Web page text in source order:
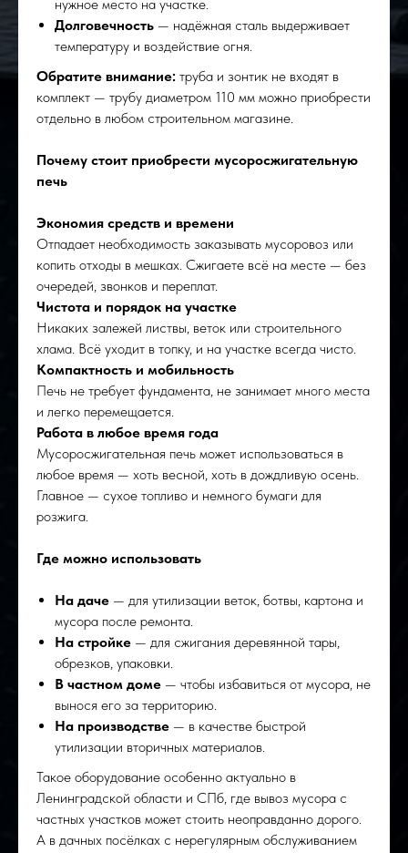
нужное место на участке.
Долговечность — надёжная сталь выдерживает
температуру и воздействие огня.
Обратите внимание: труба и зонтик не входят в
комплект — трубу диаметром 110 мм можно приобрести
отдельно в любом строительном магазине.
Почему стоит приобрести мусоросжигательную
печь
Экономия средств и времени
Отпадает необходимость заказывать мусоровоз или
копить отходы в мешках. Сжигаете всё на месте — без
очередей, звонков и переплат.
Чистота и порядок на участке
Никаких залежей листвы, веток или строительного
хлама. Всё уходит в топку, и на участке всегда чисто.
Компактность и мобильность
Печь не требует фундамента, не занимает много места
и легко перемещается.
Работа в любое время года
Мусоросжигательная печь может использоваться в
любое время — хоть весной, хоть в дождливую осень.
Главное — сухое топливо и немного бумаги для
розжига.
Где можно использовать
На даче — для утилизации веток, ботвы, картона и
мусора после ремонта.
На стройке — для сжигания деревянной тары,
обрезков, упаковки.
В частном доме — чтобы избавиться от мусора, не
вынося его за территорию.
На производстве — в качестве быстрой
утилизации вторичных материалов.
Такое оборудование особенно актуально в
Ленинградской области и СПб, где вывоз мусора с
частных участков может стоить неоправданно дорого.
А в дачных посёлках с нерегулярным обслуживанием